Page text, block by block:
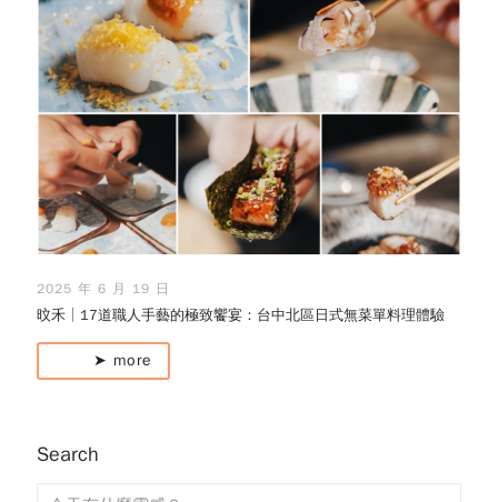
2025 年 6 月 19 日
旼禾│17道職人手藝的極致饗宴：台中北區日式無菜單料理體驗
➤ more
Search